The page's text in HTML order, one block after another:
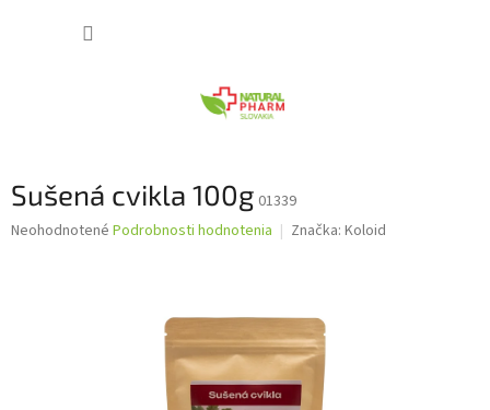
Sušená cvikla 100g 01339
Priemerné
Neohodnotené Podrobnosti hodnotenia Značka: Koloid